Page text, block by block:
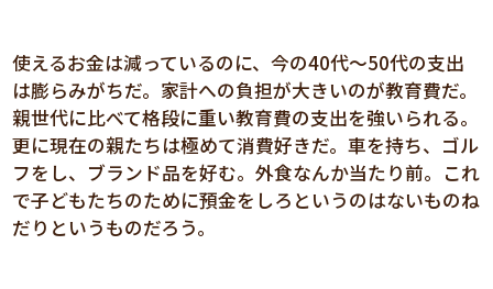
使えるお金は減っているのに、今の40代～50代の支出
は膨らみがちだ。家計への負担が大きいのが教育費だ。
親世代に比べて格段に重い教育費の支出を強いられる。
更に現在の親たちは極めて消費好きだ。車を持ち、ゴル
フをし、ブランド品を好む。外食なんか当たり前。これ
で子どもたちのために預金をしろというのはないものね
だりというものだろう。